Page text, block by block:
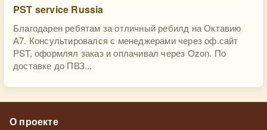
PST service Russia
Благодарен ребятам за отличный ребилд на Октавию
А7. Консультировался с менеджерами через оф.сайт
PST, оформлял заказ и оплачивал через Ozon. По
доставке до ПВЗ...
О проекте